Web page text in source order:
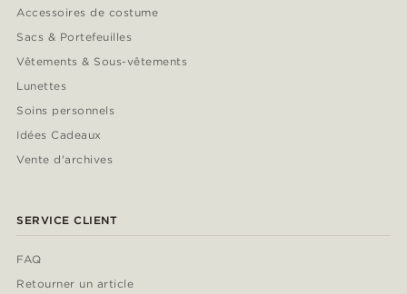
Accessoires de costume
Sacs & Portefeuilles
Vêtements & Sous-vêtements
Lunettes
Soins personnels
Idées Cadeaux
Vente d'archives
SERVICE CLIENT
FAQ
Retourner un article